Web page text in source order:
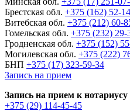
Брестская обл. +375 (162) 52-
Витебская обл. +375 (212) 60-
Гомельская обл. +375 (232) 29-
Гродненская обл. +375 (152)
Могилевская обл. +375 (222)
БНП +375 (17) 323-59-34
Запись на прием
Запись на прием к
+375 (29) 114-45-45